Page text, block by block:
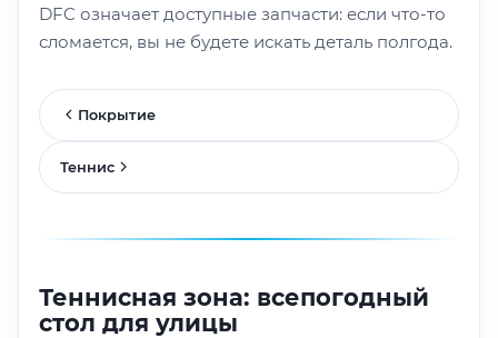
DFC означает доступные запчасти: если что-то
сломается, вы не будете искать деталь полгода.
Покрытие
Теннис
Теннисная зона: всепогодный
стол для улицы